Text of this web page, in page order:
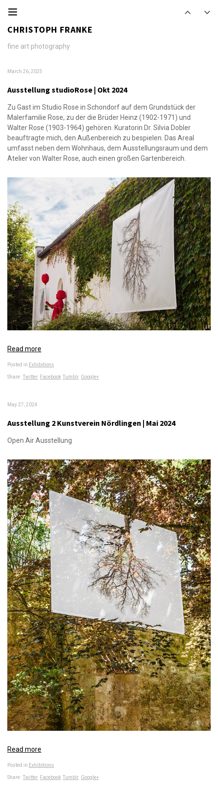
CHRISTOPH FRANKE
fine art photography
March 26, 2025
Ausstellung studioRose | Okt 2024
Zu Gast im Studio Rose in Schondorf auf dem Grundstück der
Malerfamilie Rose, zu der die Brüder Heinz (1902-1971) und
Walter Rose (1903-1964) gehören. Kuratorin Dr. Silvia Dobler
beauftragte mich, den Außenbereich zu bespielen. Das Areal
umfasst neben dem Wohnhaus, dem Ausstellungsraum und dem
Atelier von Walter Rose, auch einen großen Gartenbereich.
Read more
Posted in Exhibitions
Share: Twitter Facebook Tumblr Google+
May 27, 2024
Ausstellung 2 Kunstverein Nördlingen | Mai 2024
Open Air Ausstellung
Read more
Posted in Exhibitions
Share: Twitter Facebook Tumblr Google+